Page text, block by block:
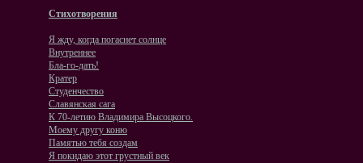
Стихотворения
Я жду, когда погаснет солнце
Внутреннее
Бла-го-дать!
Кратер
Студенчество
Славянская сага
К 70-летию Владимира Высоцкого.
Моему другу коню
Памятью тебя создам
Я покидаю этот грустный век